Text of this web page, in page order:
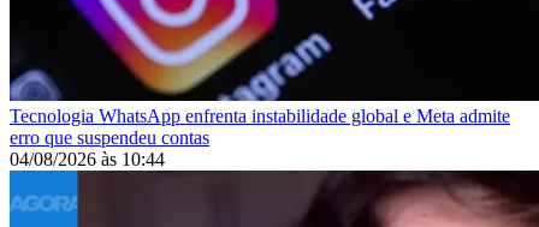
Tecnologia WhatsApp enfrenta instabilidade global e Meta admite
erro que suspendeu contas
04/08/2026 às 10:44